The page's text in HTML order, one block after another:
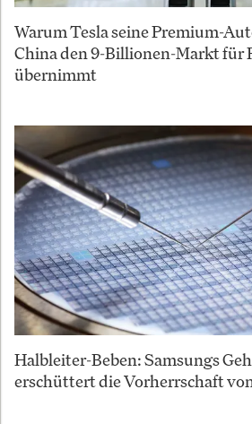
Warum Tesla seine Premium-
China den 9-Billionen-Markt für
übernimmt
Halbleiter-Beben: Samsungs
erschüttert die Vorherrschaft